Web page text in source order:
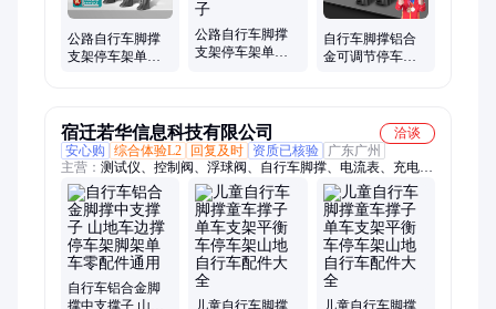
公路自行车脚撑
支架停车架单车
公路自行车脚撑
支架停车架单车
自行车脚撑铝合
金可调节停车架
宿迁若华信息科技有限公司
洽谈
安心购
综合体验L2 回复及时 资质已核验
广东广州
主营： 测试仪、控制阀、浮球阀、自行车脚撑、电流表、充电
器、电压表、水管钳、电流电压、数字电流、水泵钳子、直流电
压、检测仪直流、温度控制器、多功能水泵钳、地暖电加热板、
交流电压电流、检测电力仪表
自行车铝合金脚
撑中支撑子 山地
儿童自行车脚撑
儿童自行车脚撑